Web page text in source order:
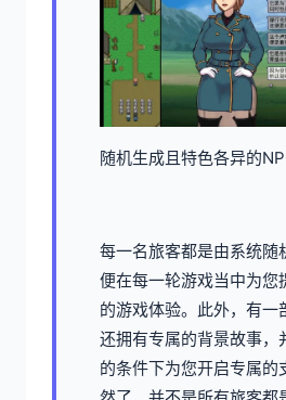
随机生成且特色各异的
每一名旅客都是由系统随
便在每一轮游戏当中为您
的游戏体验。此外，有一
还拥有专属的背景故事，
的条件下为您开启专属的